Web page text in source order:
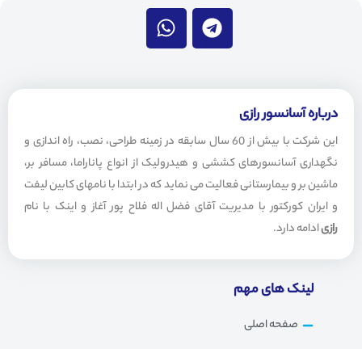
T
e
l
g
a
m
W
h
a
s
p
p
درباره آسانسور رازی
این شرکت با بیش از 60 سال سابقه در زمینه طراحی، نصب، راه اندازی و
نگهداری آسانسورهای کششی و هیدرولیک از انواع پاناراما، مسافر بر،
ماشین بر و بیمارستانی فعالیت می نماید که در ابتدا با نامهای کابین لیفت
و ایران کورکتور با مدیریت آقای فضل اله فلاح پور آغاز و اینک با نام
رازیادامه دارد.
لینک های مهم
صفحه اصلی